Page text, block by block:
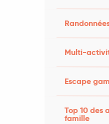
Multi-
Escape
Top 10 des
famille
46110 Bétaille
train !